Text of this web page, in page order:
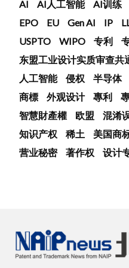
AI AI人工智能 AI训练
EPO
EU Gen AI IP
USPTO
WIPO 专利
东盟工业设计实质审查共
人工智能
侵权 半导体
商標
外观设计 專利
智慧財產權
欧盟 混淆
知识产权
稀土 美国商
营业秘密
著作权 设计